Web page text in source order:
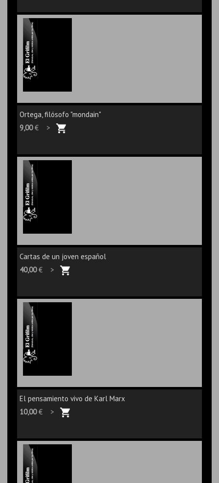
Ortega, filósofo "mondain"
9,00€ >
Cartas de un joven español
40,00€ >
El pensamiento vivo de Karl Marx
10,00€ >